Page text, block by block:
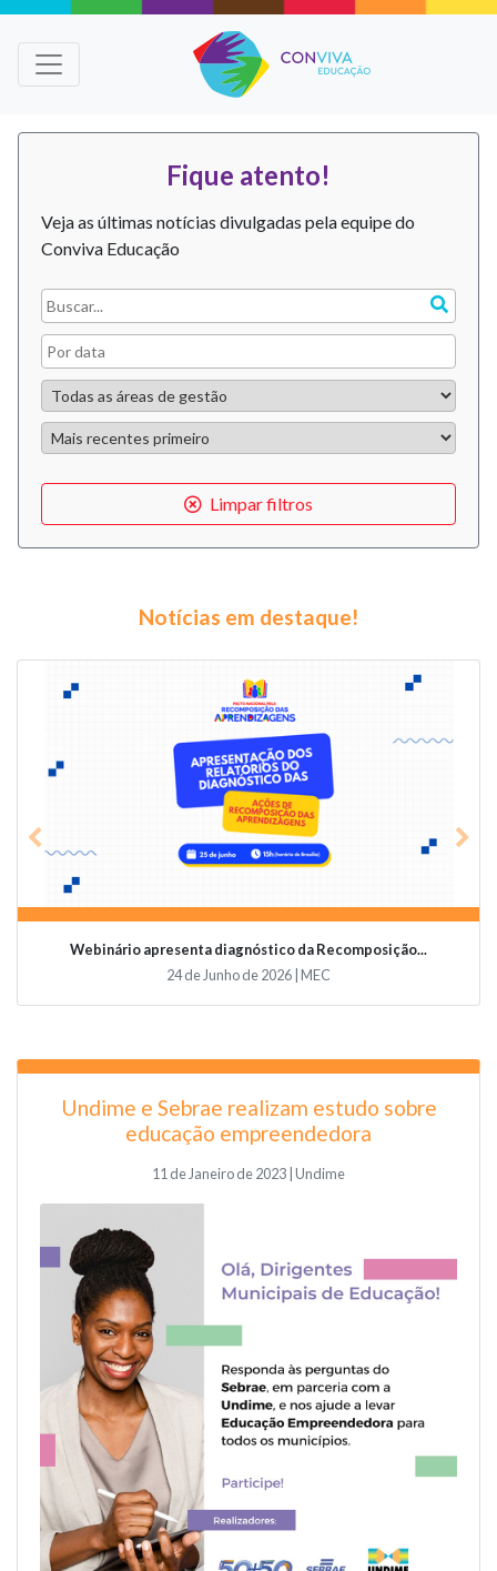
Fique atento!
Veja as últimas notícias divulgadas pela equipe do
Conviva Educação
Limpar filtros
Notícias em destaque!
Webinário apresenta diagnóstico da Recomposição...
24 de Junho de 2026 | MEC
Previous
Undime e Sebrae realizam estudo sobre
educação empreendedora
11 de Janeiro de 2023 | Undime